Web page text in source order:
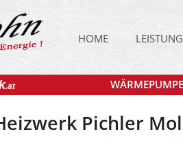
HOME
.at
Pichler